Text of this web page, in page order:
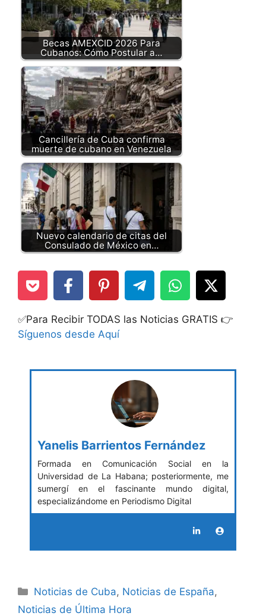
Becas AMEXCID 2026 Para
Cubanos: Cómo Postular a…
Cancillería de Cuba confirma
muerte de cubano en Venezuela
Nuevo calendario de citas del
Consulado de México en…
✅Para Recibir TODAS las Noticias GRATIS 👉
Síguenos desde Aquí
Yanelis Barrientos Fernández
Formada en Comunicación Social en la
Universidad de La Habana; posteriormente, me
sumergí en el fascinante mundo digital,
especializándome en Periodismo Digital
Categories
Noticias de Cuba, Noticias de España,
Noticias de Última Hora